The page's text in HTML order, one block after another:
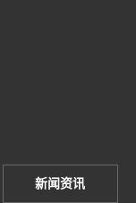
新闻资讯